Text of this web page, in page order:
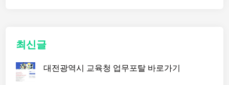
최신글
대전광역시 교육청 업무포탈 바로가기